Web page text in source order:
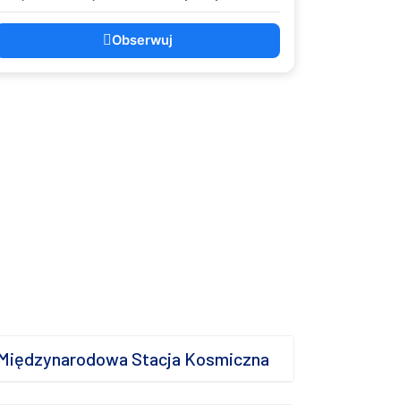
Obserwuj
Stacja Kosmiczna